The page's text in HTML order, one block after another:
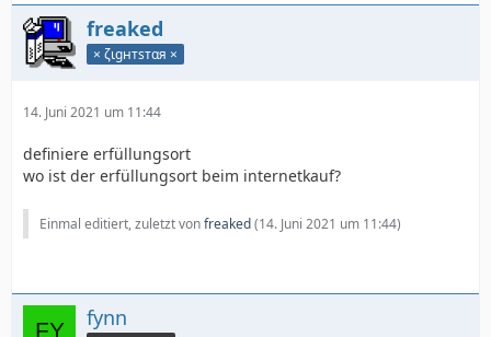
freaked
× ζιgнтѕтαя ×
14. Juni 2021 um 11:44
definiere erfüllungsort
wo ist der erfüllungsort beim internetkauf?
Einmal editiert, zuletzt vonfreaked(14. Juni 2021 um 11:44)
fynn